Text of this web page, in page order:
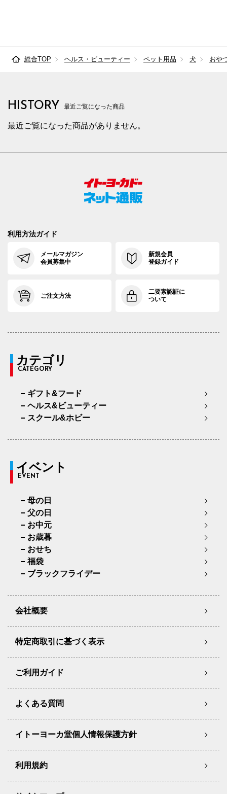
総合TOP ヘルス・ビューティー ペット用品 犬 おや
HISTORY 最近ご覧になった商品
最近ご覧になった商品がありません。
利用方法ガイド
メールマガジン
会員募集中
新規会員
登録ガイド
ご注文方法
二要素認証に
ついて
カテゴリ
CATEGORY
ギフト&フード
ヘルス&ビューティー
スクール&ホビー
イベント
EVENT
母の日
父の日
お中元
お歳暮
おせち
福袋
ブラックフライデー
会社概要
特定商取引に基づく表示
ご利用ガイド
よくある質問
イトーヨーカ堂個人情報保護方針
利用規約